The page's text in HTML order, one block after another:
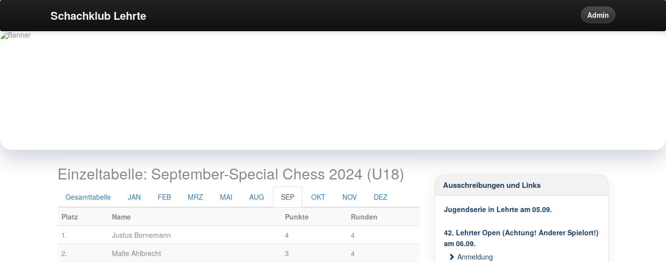
Schachklub Lehrte Admin
Schachklub Lehrte
von 1919 e.V.
Einzeltabelle: September-Special Chess 2024 (U18)
Gesamttabelle JAN FEB MRZ MAI AUG SEP OKT NOV
DEZ
Platz
Name Punkte
Runden
1.
Justus Bornemann 4
4
2.
Malte Ahlbrecht 3
4
Ausschreibungen und Links
Jugendserie in Lehrte am 05.09.
42. Lehrter Open (Achtung! Anderer Spielort!)
am 06.09.
Anmeldung